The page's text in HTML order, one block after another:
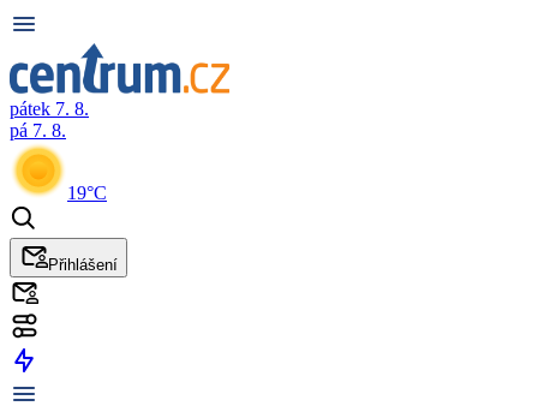
pátek 7. 8.
pá 7. 8.
19°C
Přihlášení